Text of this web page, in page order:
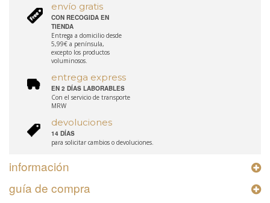
envío gratis
CON RECOGIDA EN
TIENDA
Entrega a domicilio desde
5,99€ a península,
excepto los productos
voluminosos.
entrega express
EN 2 DÍAS LABORABLES
Con el servicio de transporte
MRW
devoluciones
14 DÍAS
para solicitar cambios o devoluciones.
información
guía de compra